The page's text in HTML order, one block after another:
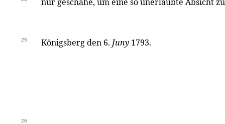
25 Königsberg den 6. Juny 1793.
26